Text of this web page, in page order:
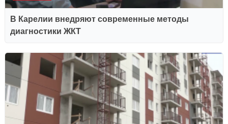
В Карелии внедряют современные методы
диагностики ЖКТ